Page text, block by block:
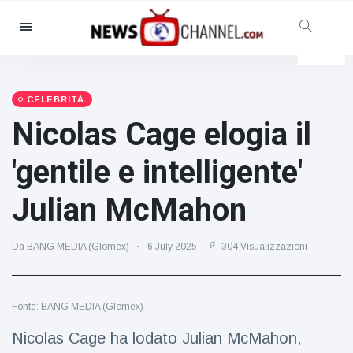
Categorie
Sociale e divertimento
Cinema e TV
(81)
(237)
Celebrità
(13938)
Moda e bellezza
(122)
Cibo e bevande
(79)
Stile di vita
Salute e fitness
(73)
CELEBRITÀ
Nicolas Cage elogia il
'gentile e intelligente'
Julian McMahon
Da BANG MEDIA (Glomex) 6 July 2025 304 Visualizzazioni
Fonte: BANG MEDIA (Glomex)
Nicolas Cage ha lodato Julian McMahon,